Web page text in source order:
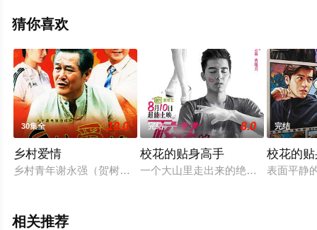
志刚,孙雪宁,陈冠英,黑子,李洛伊等演员精彩演绎的中国大
高清无删减完整版电视剧全集就来天堂电影网，更多相关
信息可移步至豆瓣电视剧、电视猫或剧情网等平台了解。
猜你喜欢
30集全 10.0
乡村爱情
乡村青年谢永强（贺树峰 饰）是个林业大学毕业生，回乡待业
完结 8.0
校花的贴身高手
一个大山里走出来的绝世高手，一
完结
校花的
表面平静
相关推荐